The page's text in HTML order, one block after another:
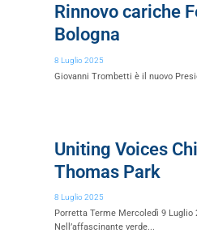
Rinnovo cariche
Bologna
8 Luglio 2025
Giovanni Trombetti è il nuovo
Uniting Voices
Thomas Park
8 Luglio 2025
Porretta Terme Mercoledì 9 Luglio
Nell’affascinante verde...